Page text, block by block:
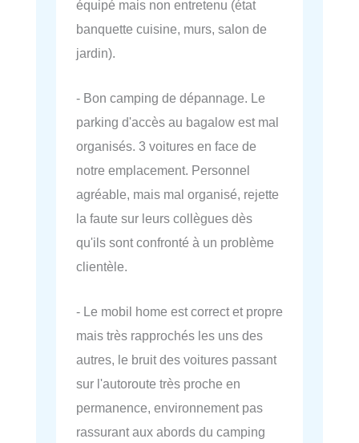
équipé mais non entretenu (état
banquette cuisine, murs, salon de
jardin).
- Bon camping de dépannage. Le
parking d'accès au bagalow est mal
organisés. 3 voitures en face de
notre emplacement. Personnel
agréable, mais mal organisé, rejette
la faute sur leurs collègues dès
qu'ils sont confronté à un problème
clientèle.
- Le mobil home est correct et propre
mais très rapprochés les uns des
autres, le bruit des voitures passant
sur l'autoroute très proche en
permanence, environnement pas
rassurant aux abords du camping